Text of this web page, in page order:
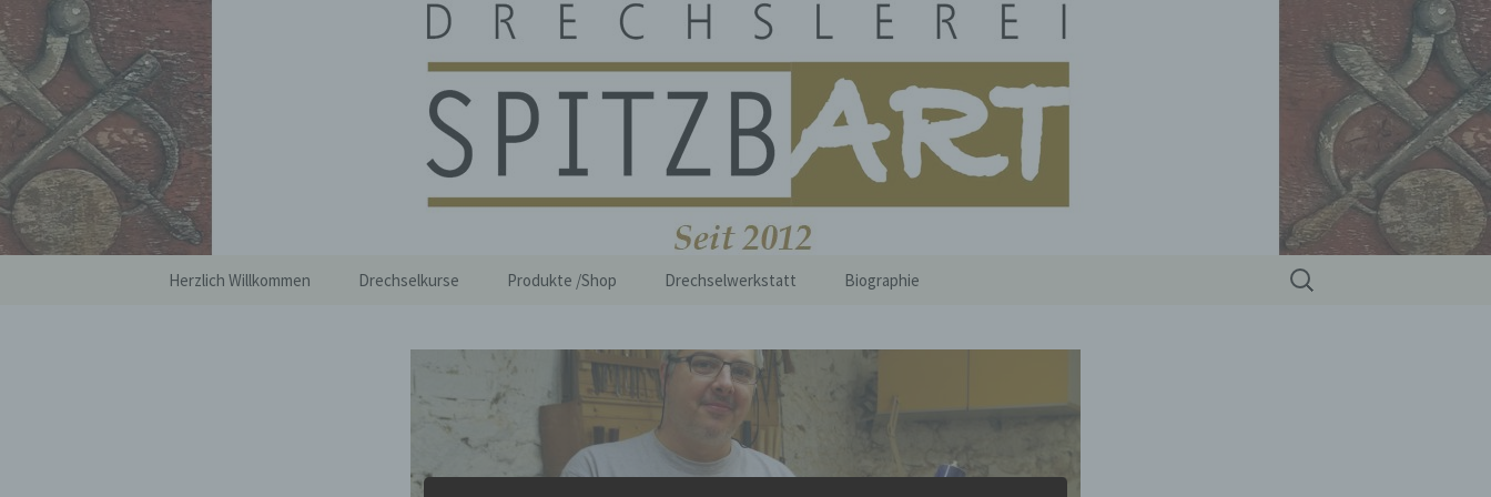
Zum
Inhalt
springen
Drechslerei Spitzbart
Herzlich Willkommen Drechselkurse Produkte /Shop Drechselwerkstatt Biographie
Suchen
nach: